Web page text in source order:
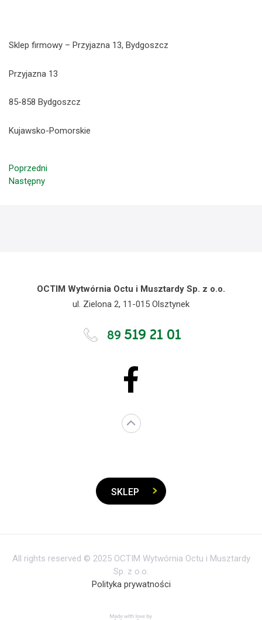
Sklep firmowy – Przyjazna 13, Bydgoszcz
Przyjazna 13
85-858 Bydgoszcz
Kujawsko-Pomorskie
Poprzedni
Następny
OCTIM Wytwórnia Octu i Musztardy Sp. z o.o.
ul. Zielona 2, 11-015 Olsztynek
89 519 21 01
SKLEP
All rights reserved © 2025 OCTIM Wytwórnia Octu i Musztardy
Sp. z o.o.
Polityka prywatności